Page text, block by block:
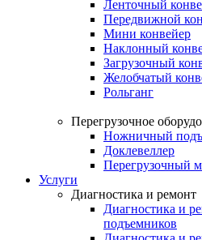
Ленточный
Передвижной
Мини конвейер
Наклонный
Загрузочный
Желобчатый
Рольганг
Перегрузочное
Ножничный
Доклевеллер
Перегрузочный
Услуги
Диагностика и ремонт
Диагностика и
подъемников